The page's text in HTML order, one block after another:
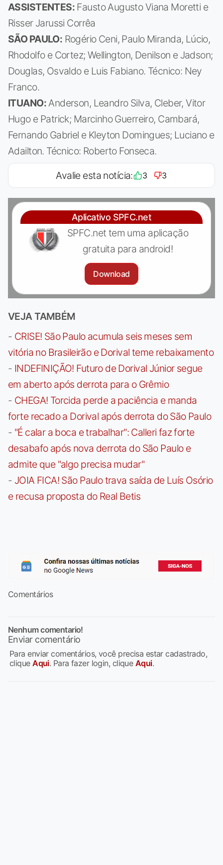
ASSISTENTES: Fausto Augusto Viana Moretti e
Risser Jarussi Corrêa
SÃO PAULO: Rogério Ceni, Paulo Miranda, Lúcio,
Rhodolfo e Cortez; Wellington, Denilson e Jadson;
Douglas, Osvaldo e Luis Fabiano. Técnico: Ney
Franco.
ITUANO:Anderson, Leandro Silva, Cleber, Vitor
Hugo e Patrick; Marcinho Guerreiro, Cambará,
Fernando Gabriel e Kleyton Domingues; Luciano e
Adailton. Técnico: Roberto Fonseca.
Avalie esta notícia: 3 3
Aplicativo SPFC.net
SPFC.net tem uma aplicação
gratuita para android!
Download
VEJA TAMBÉM
- CRISE! São Paulo acumula seis meses sem
vitória no Brasileirão e Dorival teme rebaixamento
- INDEFINIÇÃO! Futuro de Dorival Júnior segue
em aberto após derrota para o Grêmio
- CHEGA! Torcida perde a paciência e manda
forte recado a Dorival após derrota do São Paulo
- "É calar a boca e trabalhar": Calleri faz forte
desabafo após nova derrota do São Paulo e
admite que "algo precisa mudar"
- JOIA FICA! São Paulo trava saída de Luís Osório
e recusa proposta do Real Betis
Comentários
Nenhum comentario!
Enviar comentário
Para enviar comentários, você precisa estar cadastrado,
cliqueAqui. Para fazer login, clique Aqui.